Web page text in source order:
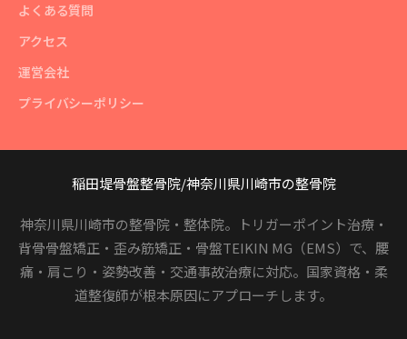
よくある質問
アクセス
運営会社
プライバシーポリシー
稲田堤骨盤整骨院/神奈川県川崎市の整骨院
神奈川県川崎市の整骨院・整体院。トリガーポイント治療・
背骨骨盤矯正・歪み筋矯正・骨盤TEIKIN MG（EMS）で、腰
痛・肩こり・姿勢改善・交通事故治療に対応。国家資格・柔
道整復師が根本原因にアプローチします。